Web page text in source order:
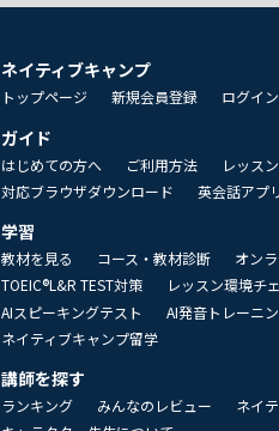
ネイティブキャンプ
トップページ 新規会員登録 ログイン
ガイド
はじめての方へ ご利用方法 レッス
対応ブラウザダウンロード
英会話アプ
学習
教材を見る コース・教材診断 オン
TOEIC®L&R TEST対策
レッスン環境チ
AIスピーキングテスト
AI発音トレーニ
ネイティブキャンプ留学
講師を探す
ランキング みんなのレビュー ネイ